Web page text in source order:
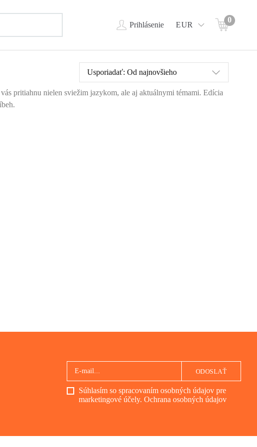
Prihlásenie EUR
0
pritiahnu nielen sviežim jazykom, ale aj aktuálnymi témami. Edícia
Usporiadať: Od najnovšieho
Súhlasím so spracovaním osobných údajov pre
marketingové účely. Ochrana osobných údajov
ODOSLAŤ